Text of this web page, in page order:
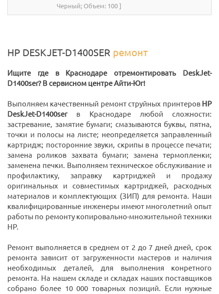
Черный; Объем: 100 ]
HP DESKJET-D1400SER ремонт
Ищите где в Краснодаре отремонтировать DeskJet-
D1400ser? В сервисном центре Айти-Юг!
Выполняем качественный ремонт струйных принтеров HP
DeskJet-D1400serв Краснодаре любой сложности:
застревание, замятие бумаги; смазываются буквы, пятна,
точки и полосы на листе; неопределяется заправленный
картридж; посторонние звуки, скрипы в процессе печати;
замена роликов захвата бумаги; замена термопленки;
заменена печки. Выполняем техническое обслуживание и
профилактику, заправку картриджей и продажу
оригинальных и совместимых картриджей, расходных
материалов и комплектующих (ЗИП) для ремонта. Наши
квалифицированные инженеры имеют многолетний опыт
работы по ремонту копировально-множительной техники
HP.
Ремонт выполняется в среднем от 2 до 7 дней дней, срок
ремонта зависит от загруженности мастеров и наличия
необходимых деталей, для выполнения конретного
ремонта. На нашем складе и складах наших поставщиков
собрано более 10 000 товарных позиций. Если нужные